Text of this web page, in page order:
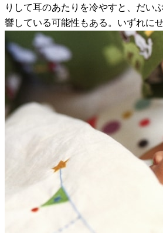
りして耳のあたりを冷やすと、だい
響している可能性もある。いずれに